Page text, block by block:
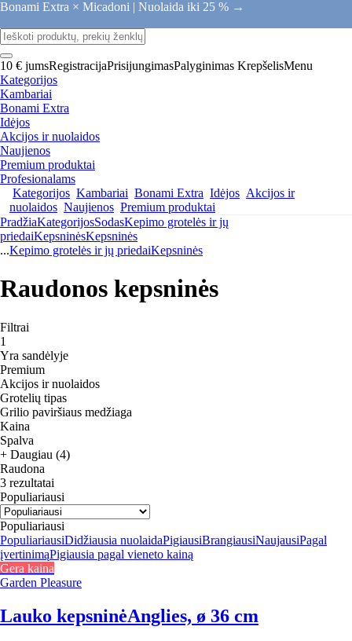
Bonami Extra × Micadoni | Nuolaida iki 25 % →
10 € jumsRegistracijaPrisijungimasPalyginimas KrepšelisMenu
Kategorijos
Kambariai
Bonami Extra
Idėjos
Akcijos ir nuolaidos
Naujienos
Premium produktai
Profesionalams
Kategorijos Kambariai Bonami Extra Idėjos Akcijos ir
nuolaidos Naujienos Premium produktai
PradžiaKategorijosSodasKepimo grotelės ir jų
priedaiKepsninėsKepsninės
...Kepimo grotelės ir jų priedaiKepsninės
Raudonos kepsninės
Filtrai
1
Yra sandėlyje
Premium
Akcijos ir nuolaidos
Grotelių tipas
Grilio paviršiaus medžiaga
Kaina
Spalva
+ Daugiau (4)
Raudona
3 rezultatai
Populiariausi
Populiariausi
PopuliariausiDidžiausia nuolaidaPigiausiBrangiausiNaujausiPagal
įvertinimąPigiausia pagal vieneto kainą
Gera kaina
Garden Pleasure
Lauko kepsninėAnglies, ø 36 cm